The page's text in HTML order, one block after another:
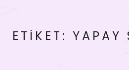
ETIKET: YAPAY